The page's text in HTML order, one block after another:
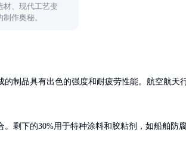
材、现代工艺变
作奥秘。
制品具有出色的强度和耐疲劳性能。航空航天
剩下的30%用于特种涂料和胶粘剂，如船舶防